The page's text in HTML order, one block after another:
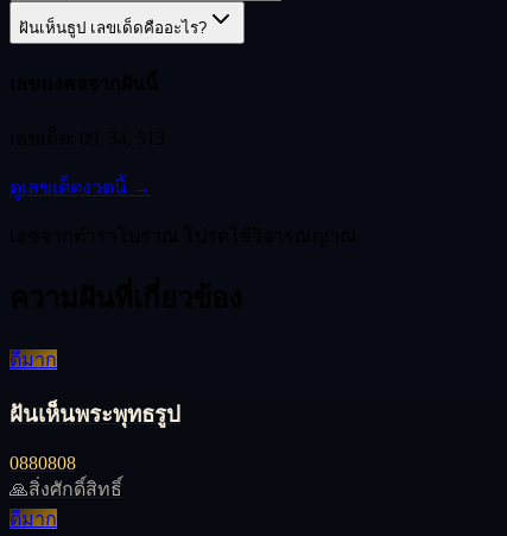
ฝันเห็นธูป เลขเด็ดคืออะไร?
ดูเลขเด็ดงวดนี้ →
ดีมาก
ฝันเห็นพระพุทธรูป
0880808
🙏สิ่งศักดิ์สิทธิ์
ดีมาก